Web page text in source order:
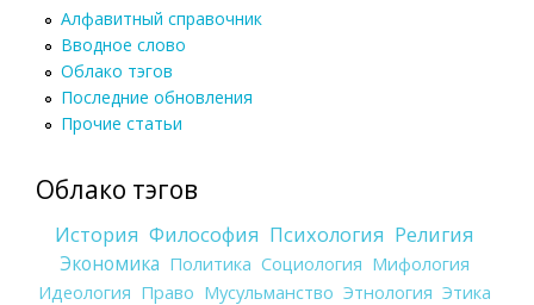
Алфавитный справочник
Вводное слово
Облако тэгов
Последние обновления
Прочие статьи
Облако тэгов
История Философия Психология Религия
Экономика Политика Социология Мифология
Идеология Право Мусульманство Этнология Этика